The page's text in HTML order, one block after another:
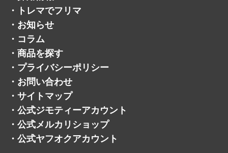
・ トレマでフリマ
・ お知らせ
・ コラム
・ 商品を探す
・ プライバシーポリシー
・ お問い合わせ
・ サイトマップ
・ 公式ジモティーアカウント
・ 公式メルカリショップ
・ 公式ヤフオクアカウント